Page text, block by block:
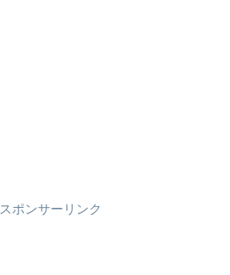
スポンサーリンク